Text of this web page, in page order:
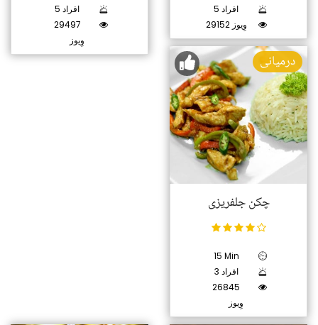
5 افراد
29497
وِیوز
5 افراد
29152 وِیوز
درمیانی
چکن جلفریزی
15 Min
3 افراد
26845
وِیوز